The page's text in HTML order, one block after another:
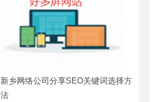
新乡网络公司分享SEO关键词选择方
法